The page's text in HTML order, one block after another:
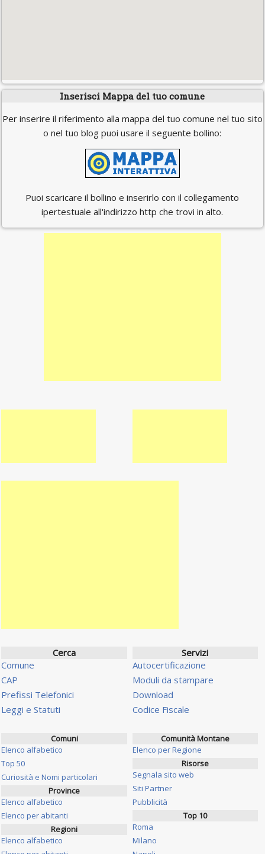
Inserisci Mappa del tuo comune
Per inserire il riferimento alla mappa del tuo comune nel tuo sito
o nel tuo blog puoi usare il seguente bollino:
Puoi scaricare il bollino e inserirlo con il collegamento
ipertestuale all'indirizzo http che trovi in alto.
Cerca
Comune
CAP
Prefissi Telefonici
Leggi e Statuti
Servizi
Autocertificazione
Moduli da stampare
Download
Codice Fiscale
Comuni
Elenco alfabetico
Top 50
Curiosità e Nomi particolari
Province
Elenco alfabetico
Elenco per abitanti
Regioni
Elenco alfabetico
Comunità Montane
Elenco per Regione
Risorse
Segnala sito web
Siti Partner
Pubblicità
Top 10
Roma
Milano